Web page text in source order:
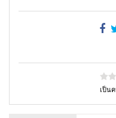
เป็น